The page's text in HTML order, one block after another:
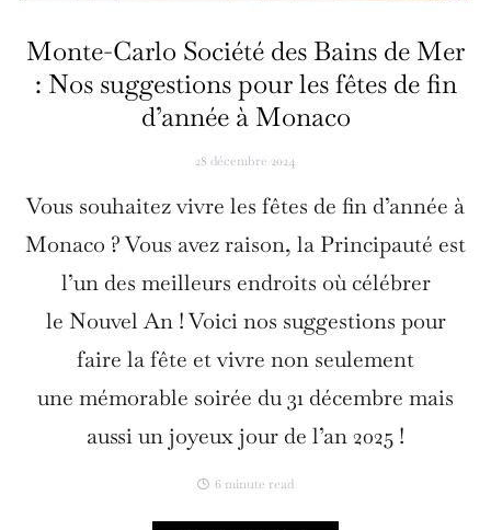
Monte-Carlo Société des Bains de Mer
: Nos suggestions pour les fêtes de fin
d’année à Monaco
28 décembre 2024
Vous souhaitez vivre les fêtes de fin d’année à
Monaco ? Vous avez raison, la Principauté est
l’un des meilleurs endroits où célébrer
le Nouvel An ! Voici nos suggestions pour
faire la fête et vivre non seulement
une mémorable soirée du 31 décembre mais
aussi un joyeux jour de l’an 2025 !
6 minute read